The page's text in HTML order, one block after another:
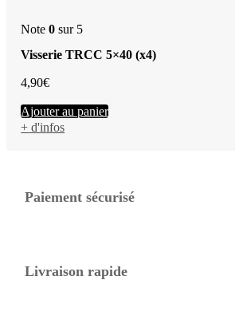
Note0 sur 5
Visserie TRCC 5×40 (x4)
4,90€
Ajouter au panier
+ d'infos
Paiement sécurisé
Livraison rapide